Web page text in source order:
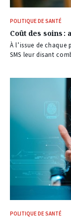
POLITIQUE DE SANTÉ
Coût des soins :
À l’issue de
SMS leur disant
POLITIQUE DE SANTÉ